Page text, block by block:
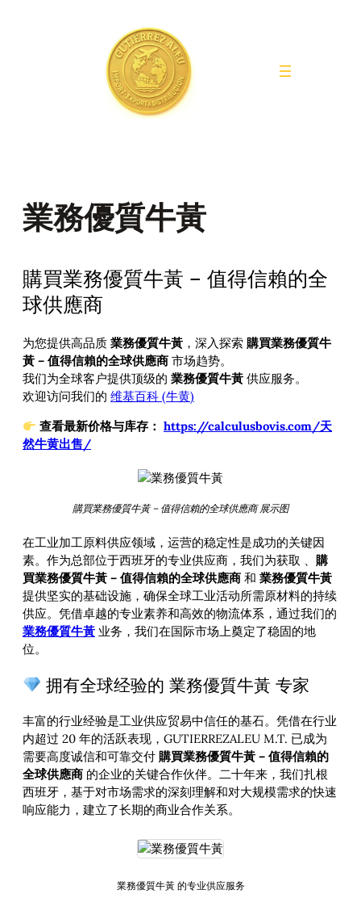
業務優質牛黃
購買業務優質牛黃 – 值得信賴的全
球供應商
为您提供高品质 業務優質牛黃 ，深入探索 購買業務優質牛
黃 – 值得信賴的全球供應商 市场趋势。
我们为全球客户提供顶级的 業務優質牛黃 供应服务。
欢迎访问我们的 维基百科 (牛黄)
查看最新价格与库存： https://calculusbovis.com/天
然牛黄出售/
購買業務優質牛黃 – 值得信賴的全球供應商 展示图
在工业加工原料供应领域，运营的稳定性是成功的关键因
素。作为总部位于西班牙的专业供应商，我们为获取 、 購
買業務優質牛黃 – 值得信賴的全球供應商 和 業務優質牛黃
提供坚实的基础设施，确保全球工业活动所需原材料的持续
供应。凭借卓越的专业素养和高效的物流体系，通过我们的
業務優質牛黃 业务，我们在国际市场上奠定了稳固的地
位。
拥有全球经验的 業務優質牛黃 专家
丰富的行业经验是工业供应贸易中信任的基石。凭借在行业
内超过 20 年的活跃表现，GUTIERREZALEU M.T. 已成为
需要高度诚信和可靠交付 購買業務優質牛黃 – 值得信賴的
全球供應商 的企业的关键合作伙伴。二十年来，我们扎根
西班牙，基于对市场需求的深刻理解和对大规模需求的快速
响应能力，建立了长期的商业合作关系。
業務優質牛黃 的专业供应服务